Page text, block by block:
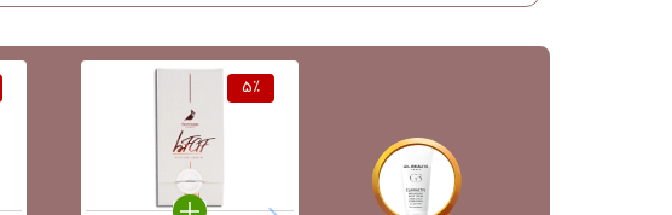
5%